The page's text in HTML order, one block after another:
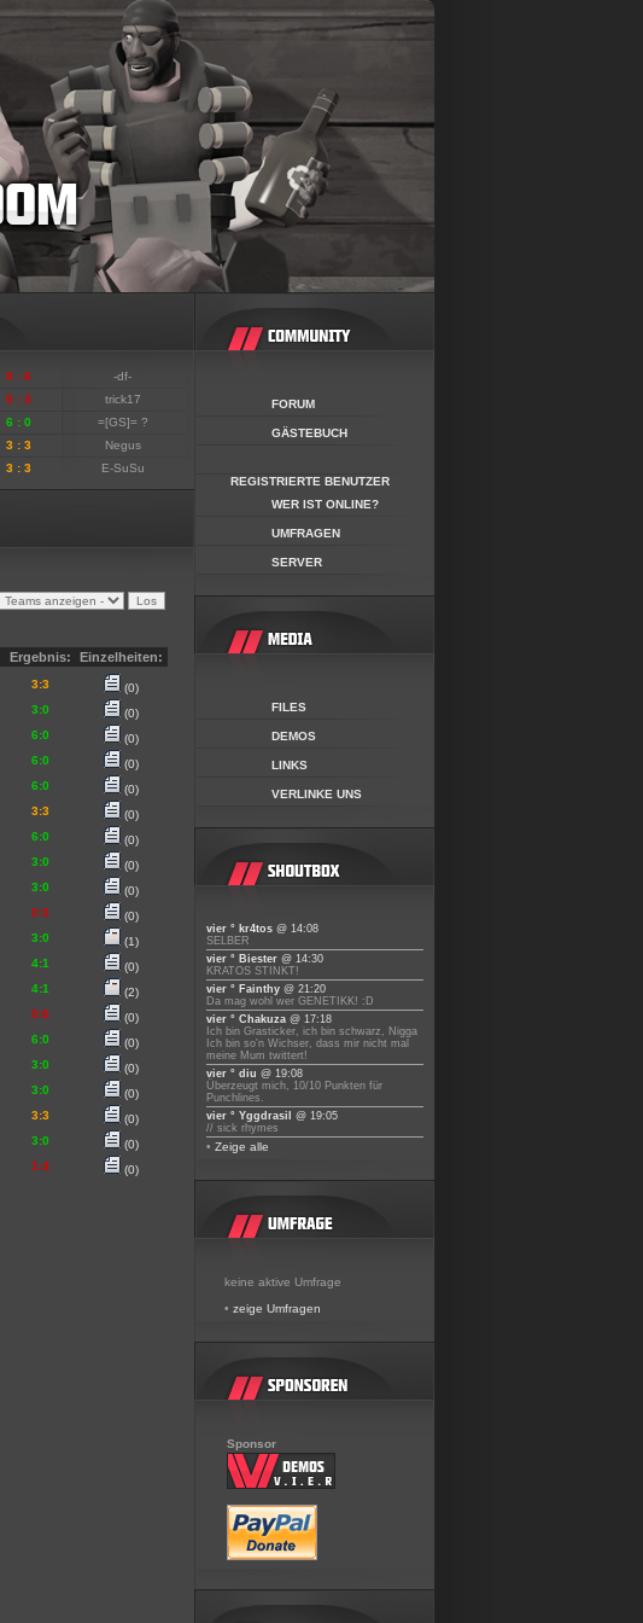
0 : 6
-df-
0 : 3
trick17
6 : 0
=[GS]= ?
3 : 3
Negus
3 : 3 E-SuSu
Ergebnis: Einzelheiten:
3:3
(0)
3:0
(0)
6:0
(0)
6:0
(0)
6:0
(0)
3:3
(0)
6:0
(0)
3:0
(0)
3:0
(0)
0:3
(0)
3:0
(1)
4:1
(0)
4:1
(2)
0:6
(0)
6:0
(0)
3:0
(0)
3:0
(0)
3:3
(0)
3:0
(0)
1:4 (0)
FORUM
GÄSTEBUCH
REGISTRIERTE BENUTZER
WER IST ONLINE?
UMFRAGEN
SERVER
FILES
DEMOS
LINKS
VERLINKE UNS
vier ° kr4tos @ 14:08
SELBER
vier ° Biester @ 14:30
KRATOS STINKT!
vier ° Fainthy @ 21:20
Da mag wohl wer GENETIKK! :D
vier ° Chakuza @ 17:18
Ich bin Grasticker, ich bin schwarz, Nigga
Ich bin so'n Wichser, dass mir nicht mal
meine Mum twittert!
vier ° diu @ 19:08
Überzeugt mich, 10/10 Punkten für
Punchlines.
vier ° Yggdrasil
@ 19:05
// sick rhymes
• Zeige alle
keine aktive Umfrage
• zeige Umfragen
Sponsor